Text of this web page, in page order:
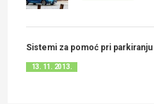
Sistemi za pomoć pri parkiranju
13. 11. 2013.